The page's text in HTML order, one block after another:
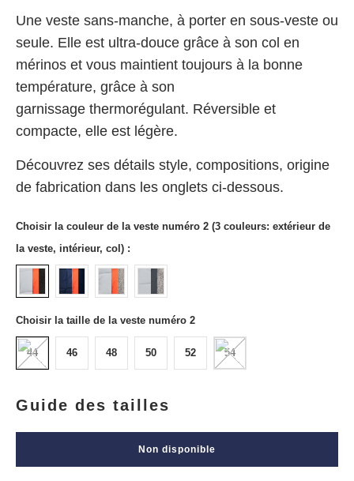
Une veste sans-manche, à porter en sous-veste ou
seule. Elle est ultra-douce grâce à son col en
mérinos et vous maintient toujours à la bonne
température, grâce à son
garnissage thermorégulant. Réversible et
compacte, elle est légère.
Découvrez ses détails style, compositions, origine
de fabrication dans les onglets ci-dessous.
Choisir la couleur de la veste numéro 2 (3 couleurs: extérieur de
la veste, intérieur, col) :
Choisir la taille de la veste numéro 2
44 46 48 50 52 54
Guide des tailles
Non disponible